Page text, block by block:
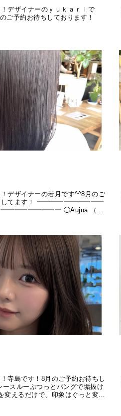
ワインレッド-
デザイナーのｙｕｋａｒｉで
ご予約お待ちしております！
善トリートメン
デザイナーの若月です^^8月のご
してます！ ━━━━━━━━━━
◯Aujua （オ
で垢抜け【寺島正貴】
寺島です！8月のご予約お待ちし
ースルーぷつっとバングで垢抜け
変えるだけで、印象はぐっと変わ